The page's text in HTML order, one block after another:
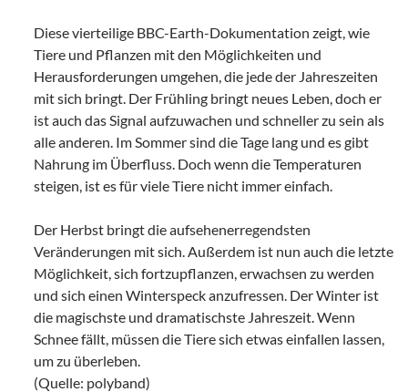
Diese vierteilige BBC-Earth-Dokumentation zeigt, wie
Tiere und Pflanzen mit den Möglichkeiten und
Herausforderungen umgehen, die jede der Jahreszeiten
mit sich bringt. Der Frühling bringt neues Leben, doch er
ist auch das Signal aufzuwachen und schneller zu sein als
alle anderen. Im Sommer sind die Tage lang und es gibt
Nahrung im Überfluss. Doch wenn die Temperaturen
steigen, ist es für viele Tiere nicht immer einfach.
Der Herbst bringt die aufsehenerregendsten
Veränderungen mit sich. Außerdem ist nun auch die letzte
Möglichkeit, sich fortzupflanzen, erwachsen zu werden
und sich einen Winterspeck anzufressen. Der Winter ist
die magischste und dramatischste Jahreszeit. Wenn
Schnee fällt, müssen die Tiere sich etwas einfallen lassen,
um zu überleben.
(Quelle: polyband)